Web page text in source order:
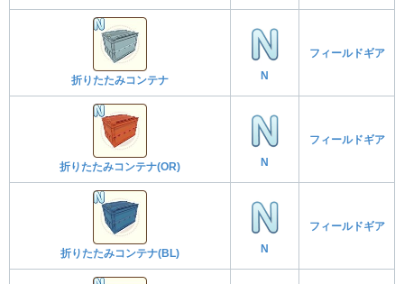
折りたたみコンテナ N
フィールドギア
折りたたみコンテナ(OR) N
フィールドギア
折りたたみコンテナ(BL) N
フィールドギア